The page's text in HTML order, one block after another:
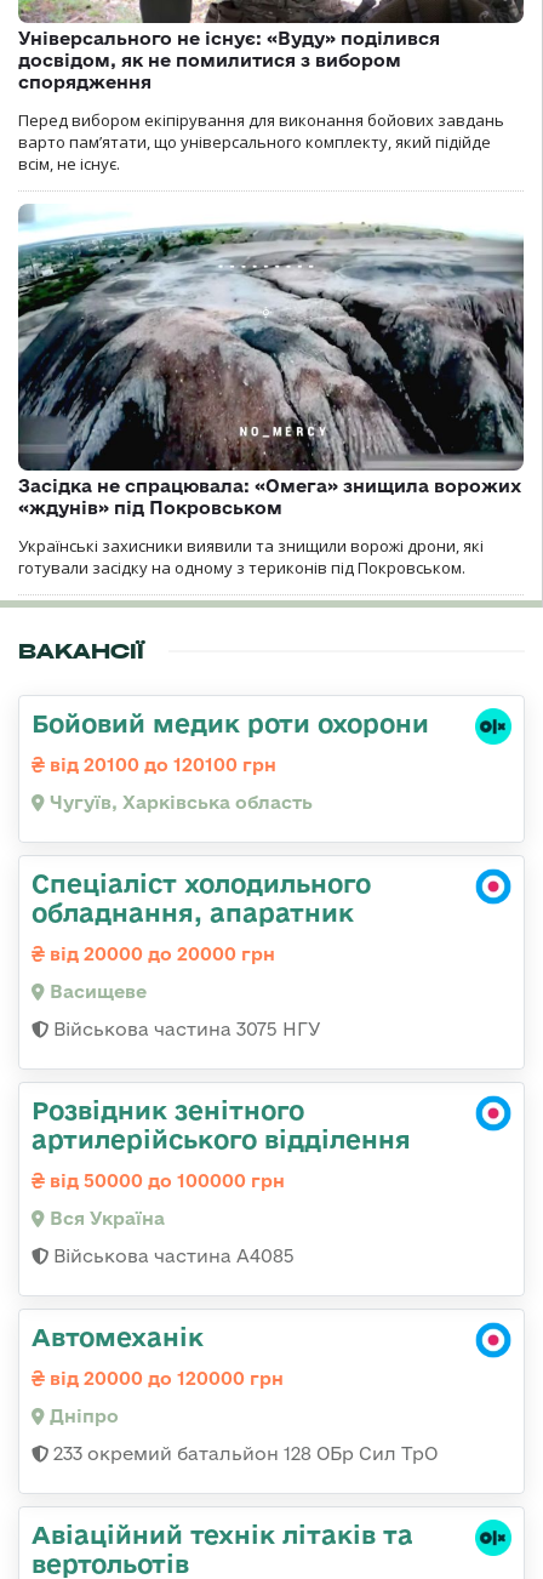
Універсального не існує: «Вуду» поділився
досвідом, як не помилитися з вибором
спорядження
Перед вибором екіпірування для виконання бойових завдань
варто пам’ятати, що універсального комплекту, який підійде
всім, не існує.
Засідка не спрацювала: «Омега» знищила ворожих
«ждунів» під Покровськом
Українські захисники виявили та знищили ворожі дрони, які
готували засідку на одному з териконів під Покровськом.
ВАКАНСІЇ
Бойовий медик роти охорони
від 20100 до 120100 грн
Чугуїв, Харківська область
Спеціаліст холодильного
обладнання, апаратник
від 20000 до 20000 грн
Васищеве
Військова частина 3075 НГУ
Розвідник зенітного
артилерійського відділення
від 50000 до 100000 грн
Вся Україна
Військова частина А4085
Автомеханік
від 20000 до 120000 грн
Дніпро
233 окремий батальйон 128 ОБр Сил ТрО
Авіаційний технік літаків та
вертольотів